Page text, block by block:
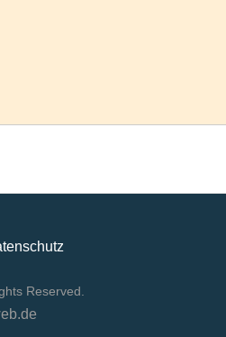
Reserved.